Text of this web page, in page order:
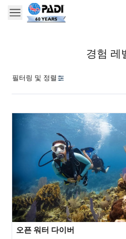
경험 레
필터링 및 정렬
제품
오픈 워터 다이버